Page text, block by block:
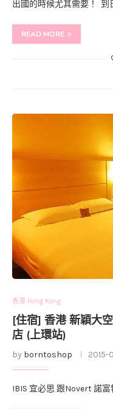
出國的時候尤其需要！ 到
READ MORE
香港 Hong Kong
[住宿] 香港 新穎大
店 (上環站)
by borntoshop 2015-
IBIS 宜必思 跟Novert 諾